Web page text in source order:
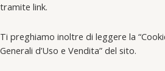
tramite link.
Ti preghiamo inoltre di leggere la
Generali d’Uso e Vendita” del sito.